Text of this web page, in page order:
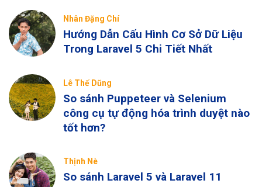
Nhân Đặng Chí
Hướng Dẫn Cấu Hình Cơ Sở Dữ Liệu
Trong Laravel 5 Chi Tiết Nhất
Lê Thế Dũng
So sánh Puppeteer và Selenium
công cụ tự động hóa trình duyệt nào
tốt hơn?
Thịnh Nè
So sánh Laravel 5 và Laravel 11